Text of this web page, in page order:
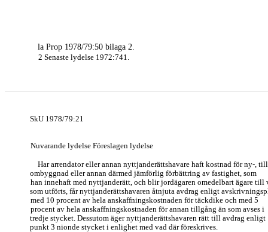
la Prop 1978/79:50 bilaga 2.
2 Senaste lydelse 1972:741.
SkU 1978/79:21
Nuvarande lydelse Föreslagen lydelse
Har arrendator eller annan nyttjanderättshavare haft kostnad för ny-,
ombyggnad eller annan därmed jämförlig förbättring av fastighet, som
han innehaft med nyttjanderätt, och blir jordägaren omedelbart ägare till
som utförts, får nyttjanderättshavaren åtnjuta avdrag enligt
med 10 procent av hela anskaffningskostnaden för täckdike och med 5
procent av hela anskaffningskostnaden för annan tillgång än som avses i
tredje stycket. Dessutom äger nyttjanderättshavaren rätt till avdrag enligt
punkt 3 nionde stycket i enlighet med vad där föreskrives.